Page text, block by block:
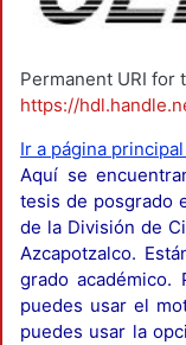
Permanent URI for
https://
Ir a página
Aquí se
tesis de posgrado
de la División de
Azcapotzalco.
grado académico.
puedes usar el
puedes usar la